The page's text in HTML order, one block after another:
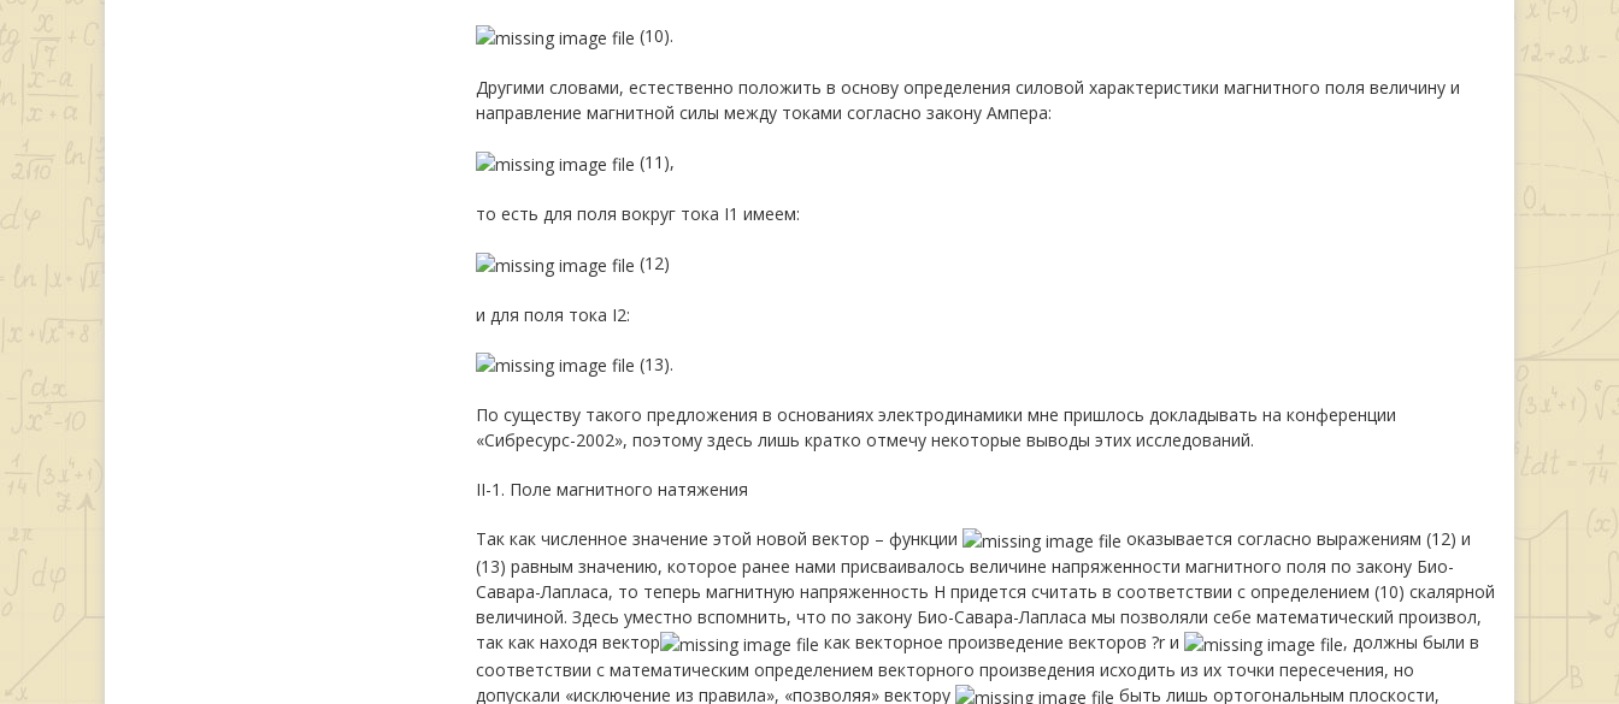
(10).
Другими словами, естественно положить в основу определения силовой характеристики магнитного поля величину и
направление магнитной силы между токами согласно закону Ампера:
(11),
то есть для поля вокруг тока I1 имеем:
(12)
и для поля тока I2:
(13).
По существу такого предложения в основаниях электродинамики мне пришлось докладывать на конференции
«Сибресурс-2002», поэтому здесь лишь кратко отмечу некоторые выводы этих исследований.
II-1. Поле магнитного натяжения
Так как численное значение этой новой вектор – функции
оказывается согласно выражениям (12) и
(13) равным значению, которое ранее нами присваивалось величине напряженности магнитного поля по закону Био-
Савара-Лапласа, то теперь магнитную напряженность H придется считать в соответствии с определением (10) скалярной
величиной. Здесь уместно вспомнить, что по закону Био-Савара-Лапласа мы позволяли себе математический произвол,
так как находя вектор
как векторное произведение векторов ?r и
, должны были в
соответствии с математическим определением векторного произведения исходить из их точки пересечения, но
допускали «исключение из правила», «позволяя» вектору
быть лишь ортогональным плоскости,